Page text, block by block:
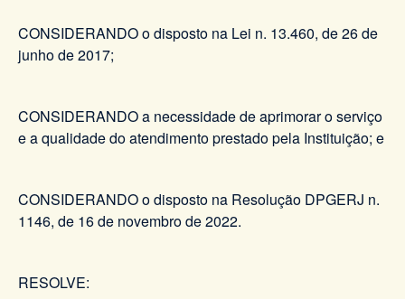
CONSIDERANDO o disposto na Lei n. 13.460, de 26 de
junho de 2017;
CONSIDERANDO a necessidade de aprimorar o serviço
e a qualidade do atendimento prestado pela Instituição; e
CONSIDERANDO o disposto na Resolução DPGERJ n.
1146, de 16 de novembro de 2022.
RESOLVE: